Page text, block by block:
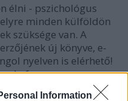
Information
élni - pszichológus
minden külföldön
szüksége van. A
új könyve, e-
nyelven is elérhető!
- from a…